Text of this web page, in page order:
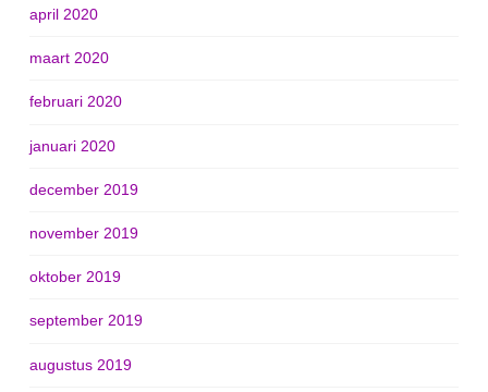
april 2020
maart 2020
februari 2020
januari 2020
december 2019
november 2019
oktober 2019
september 2019
augustus 2019